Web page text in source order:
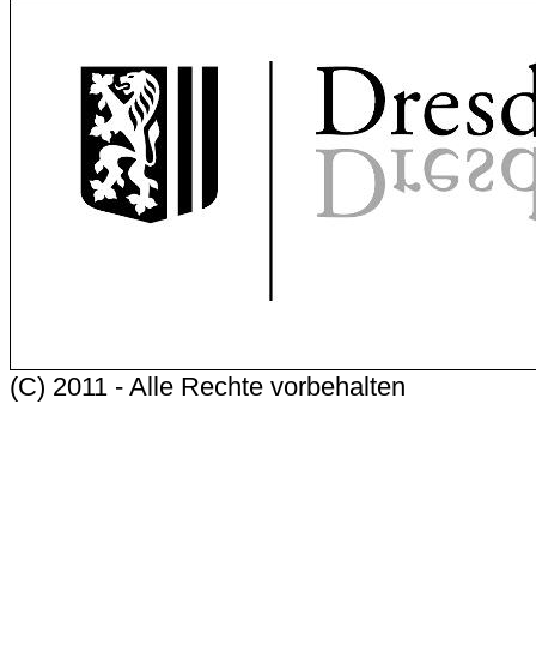
(C) 2011 - Alle Rechte vorbehalten